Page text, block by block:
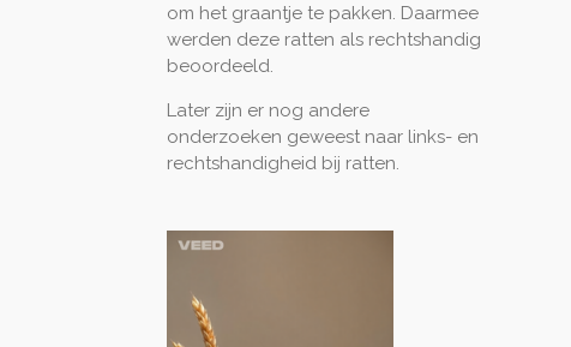
om het graantje te pakken. Daarmee
werden deze ratten als rechtshandig
beoordeeld.
Later zijn er nog andere
onderzoeken geweest naar links- en
rechtshandigheid bij ratten.